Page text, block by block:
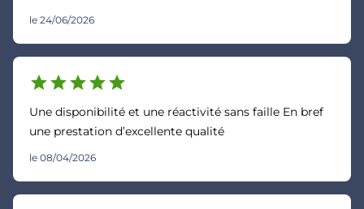
le 24/06/2026
starstarstarstarstar
Une disponibilité et une réactivité sans faille En bref
une prestation d’excellente qualité
le 08/04/2026